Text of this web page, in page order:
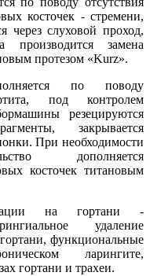
косточек - стремени,
через слуховой проход,
производится замена
протезом «Kurz».
по поводу
под контролем
резецируются
закрывается
При необходимости
дополняется
косточек титановым
на гортани -
удаление
функциональные
ларингите,
гортани и трахеи.